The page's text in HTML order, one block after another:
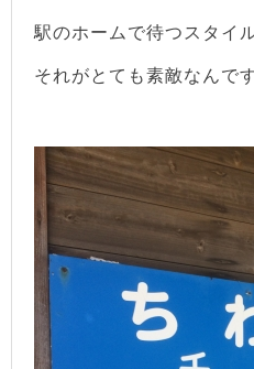
駅のホームで待つスタイ
それがとても素敵なんです